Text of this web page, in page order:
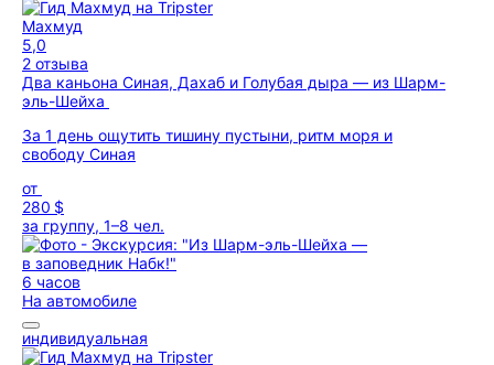
Махмуд
5,0
2 отзыва
Два каньона Синая, Дахаб и Голубая дыра — из Шарм-
эль-Шейха
За 1 день ощутить тишину пустыни, ритм моря и
свободу Синая
от
280 $
за группу, 1–8 чел.
6 часов
На автомобиле
индивидуальная